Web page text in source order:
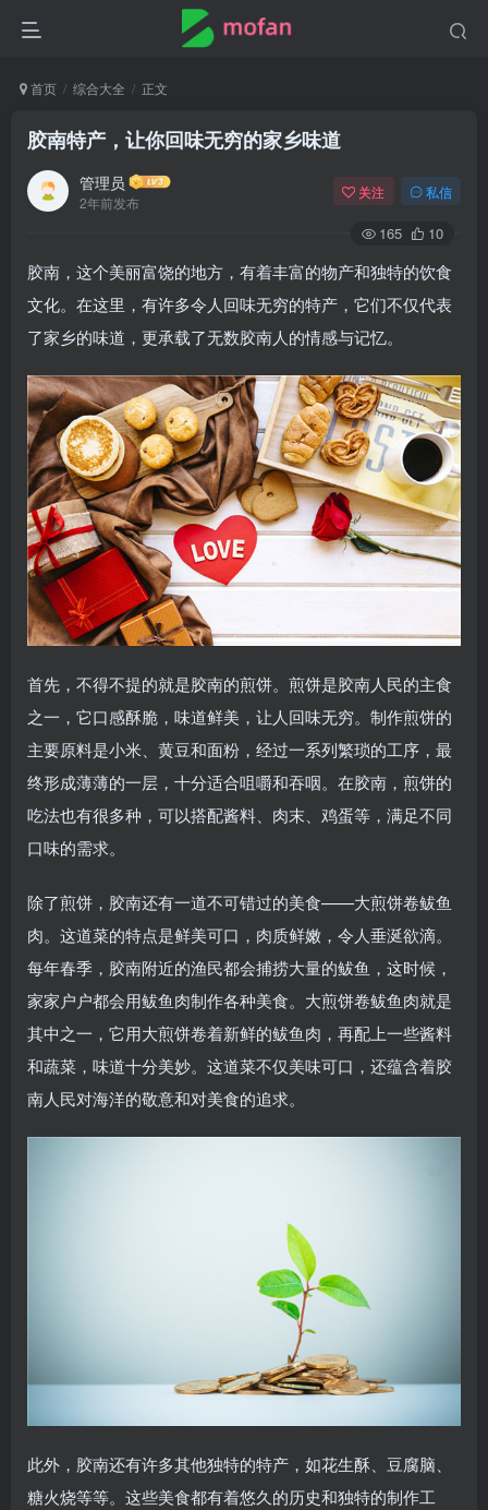
首页 综合大全 正文
胶南特产，让你回味无穷的家乡味道
管理员
2年前发布
关注 私信
165 10
胶南，这个美丽富饶的地方，有着丰富的物产和独特的饮食
文化。在这里，有许多令人回味无穷的特产，它们不仅代表
了家乡的味道，更承载了无数胶南人的情感与记忆。
首先，不得不提的就是胶南的煎饼。煎饼是胶南人民的主食
之一，它口感酥脆，味道鲜美，让人回味无穷。制作煎饼的
主要原料是小米、黄豆和面粉，经过一系列繁琐的工序，最
终形成薄薄的一层，十分适合咀嚼和吞咽。在胶南，煎饼的
吃法也有很多种，可以搭配酱料、肉末、鸡蛋等，满足不同
口味的需求。
除了煎饼，胶南还有一道不可错过的美食——大煎饼卷鲅鱼
肉。这道菜的特点是鲜美可口，肉质鲜嫩，令人垂涎欲滴。
每年春季，胶南附近的渔民都会捕捞大量的鲅鱼，这时候，
家家户户都会用鲅鱼肉制作各种美食。大煎饼卷鲅鱼肉就是
其中之一，它用大煎饼卷着新鲜的鲅鱼肉，再配上一些酱料
和蔬菜，味道十分美妙。这道菜不仅美味可口，还蕴含着胶
南人民对海洋的敬意和对美食的追求。
此外，胶南还有许多其他独特的特产，如花生酥、豆腐脑、
糖火烧等等。这些美食都有着悠久的历史和独特的制作工